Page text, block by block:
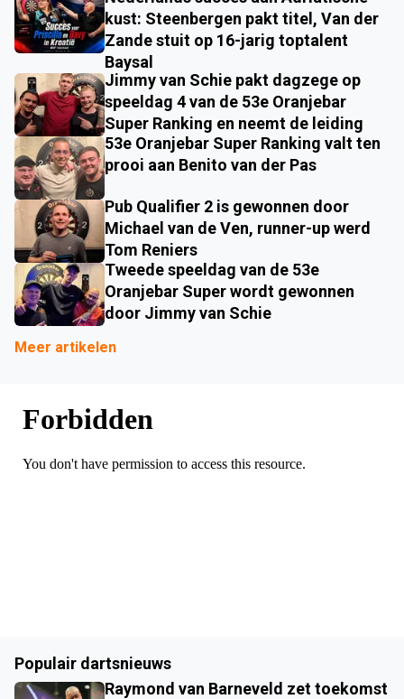
kust: Steenbergen pakt titel, Van der
Zande stuit op 16-jarig toptalent
Baysal
Jimmy van Schie pakt dagzege op
speeldag 4 van de 53e Oranjebar
Super Ranking en neemt de leiding
53e Oranjebar Super Ranking valt ten
prooi aan Benito van der Pas
Pub Qualifier 2 is gewonnen door
Michael van de Ven, runner-up werd
Tom Reniers
Tweede speeldag van de 53e
Oranjebar Super wordt gewonnen
door Jimmy van Schie
Meer artikelen
Populair dartsnieuws
Raymond van Barneveld zet toekomst